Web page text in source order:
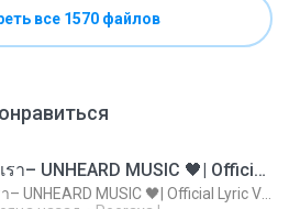
все 1570 файлов
ไม่มีใครรู้ตัวเรา– UNHEARD MUSIC 🖤| Official Lyric Video | เพลงสู้ชีวิต